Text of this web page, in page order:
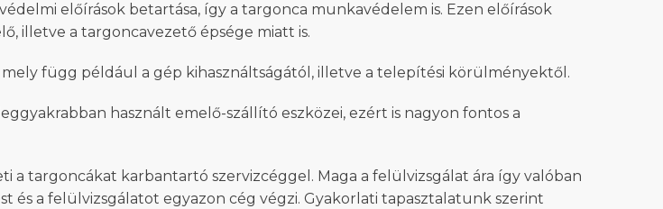
előírások betartása, így a targonca munkavédelem is. Ezen előírások
illetve a targoncavezető épsége miatt is.
függ például a gép kihasználtságától, illetve a telepítési körülményektől.
használt emelő-szállító eszközei, ezért is nagyon fontos a
targoncákat karbantartó szervizcéggel. Maga a felülvizsgálat ára így valóban
és a felülvizsgálatot egyazon cég végzi. Gyakorlati tapasztalatunk szerint